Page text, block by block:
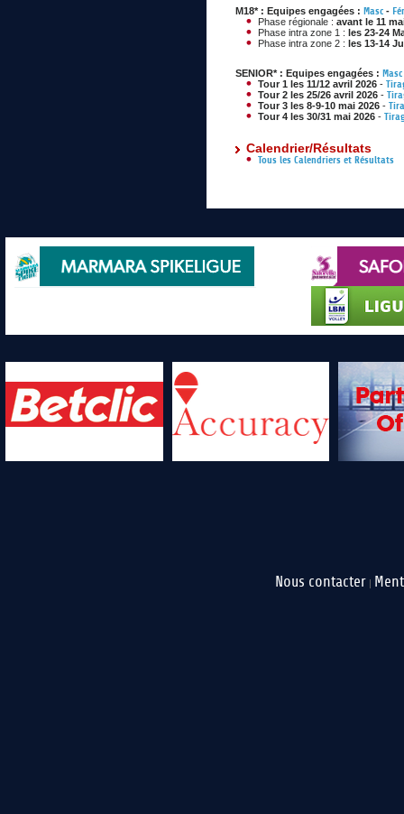
M18* : Equipes engagées : Masc -
Phase régionale : avant le 11
Phase intra zone 1 : les 23-24
Phase intra zone 2 : les 13-14
SENIOR* : Equipes engagées : Masc
Tour 1 les 11/12 avril 2026 -
Tour 2 les 25/26 avril 2026 -
Tour 3 les 8-9-10 mai 2026 -
Tour 4 les 30/31 mai 2026 -
Calendrier/Résultats
Tous les Calendriers et Résultats
Nous contacter |